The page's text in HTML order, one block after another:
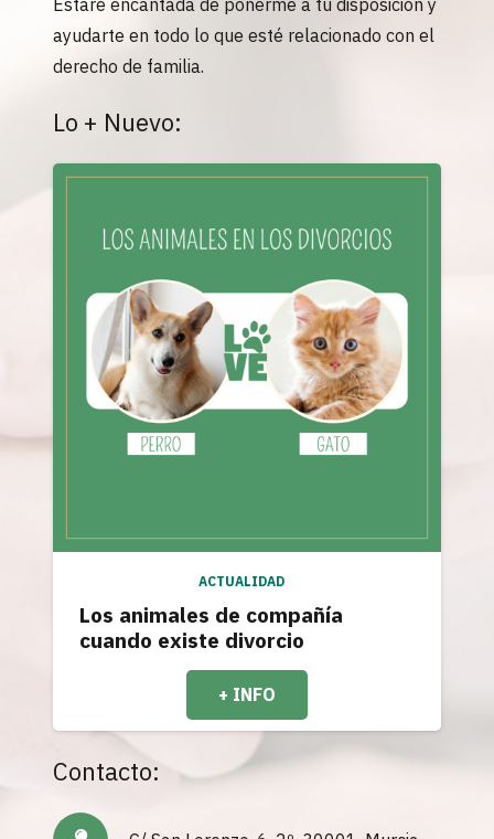
ayudarte en todo lo que esté relacionado con el
derecho de familia.
Lo + Nuevo:
ACTUALIDAD
Los animales de compañía
cuando existe divorcio
+ INFO
Contacto: